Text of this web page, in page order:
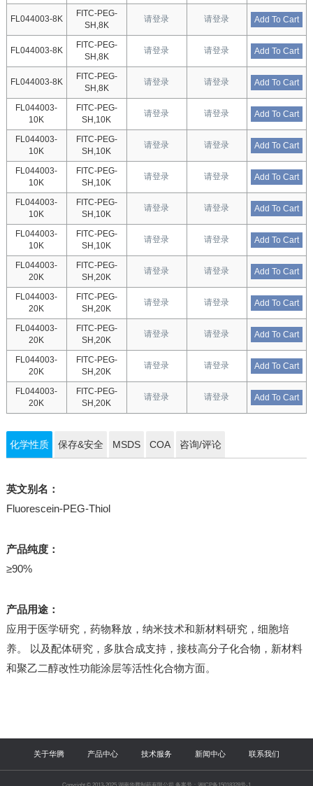
FL044003-8K
FITC-PEG-
SH,8K
请登录 请登录 Add To Cart
FL044003-8K
FITC-PEG-
SH,8K
请登录 请登录 Add To Cart
FL044003-8K
FITC-PEG-
SH,8K
请登录 请登录 Add To Cart
FL044003-
10K
FITC-PEG-
SH,10K
请登录 请登录 Add To Cart
FL044003-
10K
FITC-PEG-
SH,10K
请登录 请登录 Add To Cart
FL044003-
10K
FITC-PEG-
SH,10K
请登录 请登录 Add To Cart
FL044003-
10K
FITC-PEG-
SH,10K
请登录 请登录 Add To Cart
FL044003-
10K
FITC-PEG-
SH,10K
请登录 请登录 Add To Cart
FL044003-
20K
FITC-PEG-
SH,20K
请登录 请登录 Add To Cart
FL044003-
20K
FITC-PEG-
SH,20K
请登录 请登录 Add To Cart
FL044003-
20K
FITC-PEG-
SH,20K
请登录 请登录 Add To Cart
FL044003-
20K
FITC-PEG-
SH,20K
请登录 请登录 Add To Cart
FL044003-
20K
FITC-PEG-
SH,20K
请登录 请登录 Add To Cart
化学性质 保存&安全 MSDS COA 咨询/评论
英文别名：
Fluorescein-PEG-Thiol
产品纯度：
≥90%
产品用途：
应用于医学研究，药物释放，纳米技术和新材料研究，细胞培
养。 以及配体研究，多肽合成支持，接枝高分子化合物，新材料
和聚乙二醇改性功能涂层等活性化合物方面。
关于华腾 产品中心 技术服务 新闻中心 联系我们
Copyright © 2013-2025 湖南华腾制药有限公司 备案号：湘ICP备15018328号-1